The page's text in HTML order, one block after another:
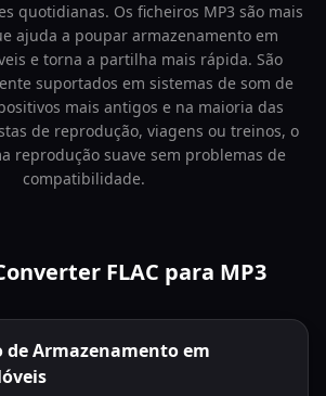
quotidianas. Os ficheiros MP3 são mais
ajuda a poupar armazenamento em
e torna a partilha mais rápida. São
suportados em sistemas de som de
mais antigos e na maioria das
de reprodução, viagens ou treinos, o
reprodução suave sem problemas de
compatibilidade.
FLAC para MP3
de Armazenamento em